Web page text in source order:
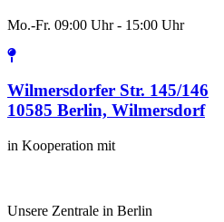
Mo.-Fr. 09:00 Uhr - 15:00 Uhr
Wilmersdorfer Str. 145/146
10585 Berlin, Wilmersdorf
in Kooperation mit
Unsere Zentrale in Berlin